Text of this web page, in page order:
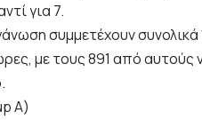
για 7.
συμμετέχουν
με τους 891 από
A)